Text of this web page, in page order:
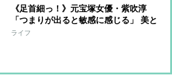
《足首細っ！》元宝塚女優・紫吹淳
「つまりが出ると敏感に感じる」 美と
健康維持に欠かさない“特別グッズ”を
ライフ